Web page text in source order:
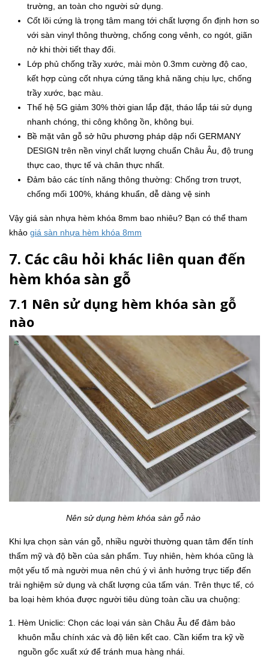
trường, an toàn cho người sử dụng.
Cốt lõi cứng là trọng tâm mang tới chất lượng ổn định hơn so
với sàn vinyl thông thường, chống cong vênh, co ngót, giãn
nở khi thời tiết thay đổi.
Lớp phủ chống trầy xước, mài mòn 0.3mm cường độ cao,
kết hợp cùng cốt nhựa cứng tăng khả năng chịu lực, chống
trầy xước, bạc màu.
Thế hệ 5G giảm 30% thời gian lắp đặt, tháo lắp tái sử dụng
nhanh chóng, thi công không ồn, không bụi.
Bề mặt vân gỗ sở hữu phương pháp dập nổi GERMANY
DESIGN trên nền vinyl chất lượng chuẩn Châu Âu, độ trung
thực cao, thực tế và chân thực nhất.
Đảm bảo các tính năng thông thường: Chống trơn trượt,
chống mối 100%, kháng khuẩn, dễ dàng vệ sinh
Vậy giá sàn nhựa hèm khóa 8mm bao nhiêu? Bạn có thể tham
khảo giá sàn nhựa hèm khóa 8mm
7. Các câu hỏi khác liên quan đến
hèm khóa sàn gỗ
7.1 Nên sử dụng hèm khóa sàn gỗ
nào
Nên sử dụng hèm khóa sàn gỗ nào
Khi lựa chọn sàn ván gỗ, nhiều người thường quan tâm đến tính
thẩm mỹ và độ bền của sản phẩm. Tuy nhiên, hèm khóa cũng là
một yếu tố mà người mua nên chú ý vì ảnh hưởng trực tiếp đến
trải nghiệm sử dụng và chất lượng của tấm ván. Trên thực tế, có
ba loại hèm khóa được người tiêu dùng toàn cầu ưa chuộng:
Hèm Uniclic: Chọn các loại ván sàn Châu Âu để đảm bảo
khuôn mẫu chính xác và độ liên kết cao. Cần kiểm tra kỹ về
nguồn gốc xuất xứ để tránh mua hàng nhái.